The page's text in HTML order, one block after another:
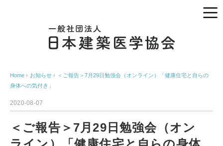
Home › お知らせ ›
＜ご報告＞7月29日勉強会（オンライン）「健康住宅と自らの
身体への気付き」
2020-08-07
＜ご報告＞7月29日勉強会（オン